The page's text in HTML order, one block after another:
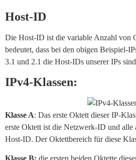
Host-ID
Die Host-ID ist die variable Anzahl von
bedeutet, dass bei den obigen Beispiel-
3.1 und 2.1 die Host-IDs unserer IPs
IPv4-Klassen:
Klasse A: Das erste Oktett dieser IP-
erste Oktett ist die Netzwerk-ID und alle
Host-ID. Der Oktettbereich für diese